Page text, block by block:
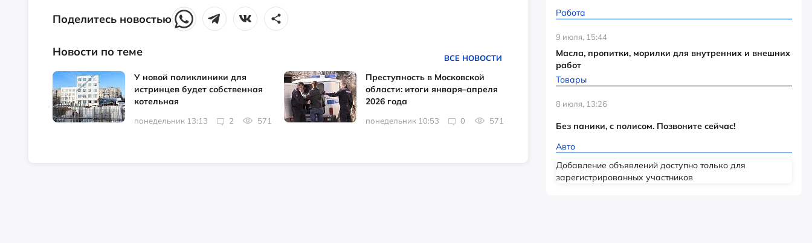
Поделитесь новостью
Новости по теме ВСЕ НОВОСТИ
У новой поликлиники для
истринцев будет собственная
котельная
понедельник 13:13 2 571
Преступность в Московской
области: итоги января–апреля
2026 года
понедельник 10:53 0 571
Работа
9 июля, 15:44
Масла, пропитки, морилки для внутренних и внешних
работ
Товары
8 июля, 13:26
Без паники, с полисом. Позвоните сейчас!
Авто
Добавление объявлений доступно только для
зарегистрированных участников